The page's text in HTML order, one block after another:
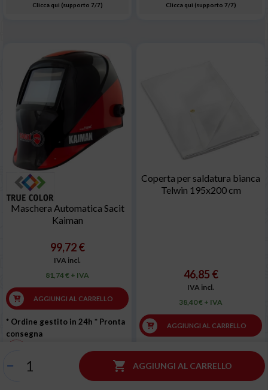
 AGGIUNGI AL CARRELLO
Clicca qui (supporto 7/7)
Clicca qui (supporto 7/7)
Maschera Automatica Sacit
Kaiman
99,72 €
IVA incl.
81,74 € + IVA
AGGIUNGI AL CARRELLO
* Ordine gestito in 24h * Pronta
consegna
Spedizione gratuita
Una domanda su questo prodotto ?
Coperta per saldatura bianca
Telwin 195x200 cm
46,85 €
IVA incl.
38,40 € + IVA
AGGIUNGI AL CARRELLO
* Ordine gestito in 24h* Pronta
consegna